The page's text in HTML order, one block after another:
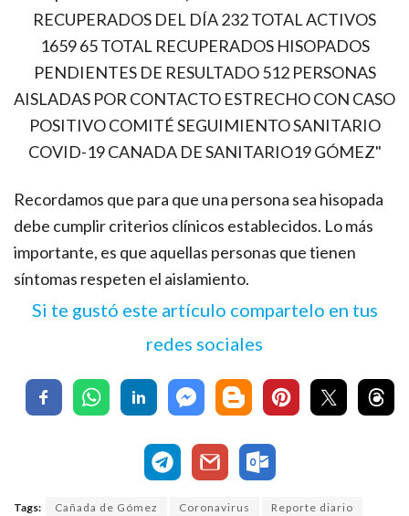
Recordamos que para que una persona sea hisopada
debe cumplir criterios clínicos establecidos. Lo más
importante, es que aquellas personas que tienen
síntomas respeten el aislamiento.
Si te gustó este artículo compartelo en tus
redes sociales
Tags: Cañada de Gómez Coronavirus Reporte diario